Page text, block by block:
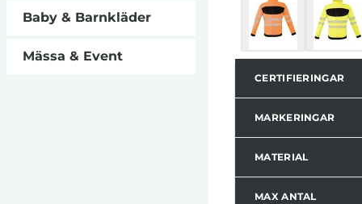
Baby & Barnkläder
Mässa & Event
CERTIFIERINGAR
MARKERINGAR
MATERIAL
MAX ANTAL